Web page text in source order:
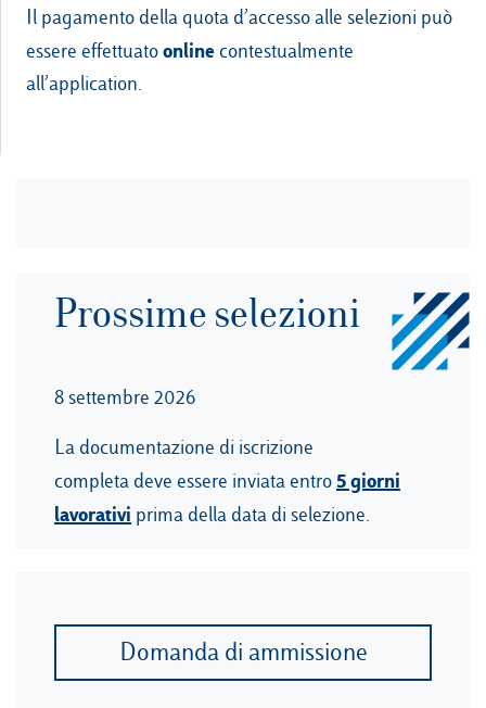
Il pagamento della quota d’accesso alle selezioni può
essere effettuatoonlinecontestualmente
all’application.
Prossime selezioni
8 settembre 2026
La documentazione di iscrizione
completa deve essere inviata entro5 giorni
lavorativi prima della data di selezione.
Domanda di ammissione